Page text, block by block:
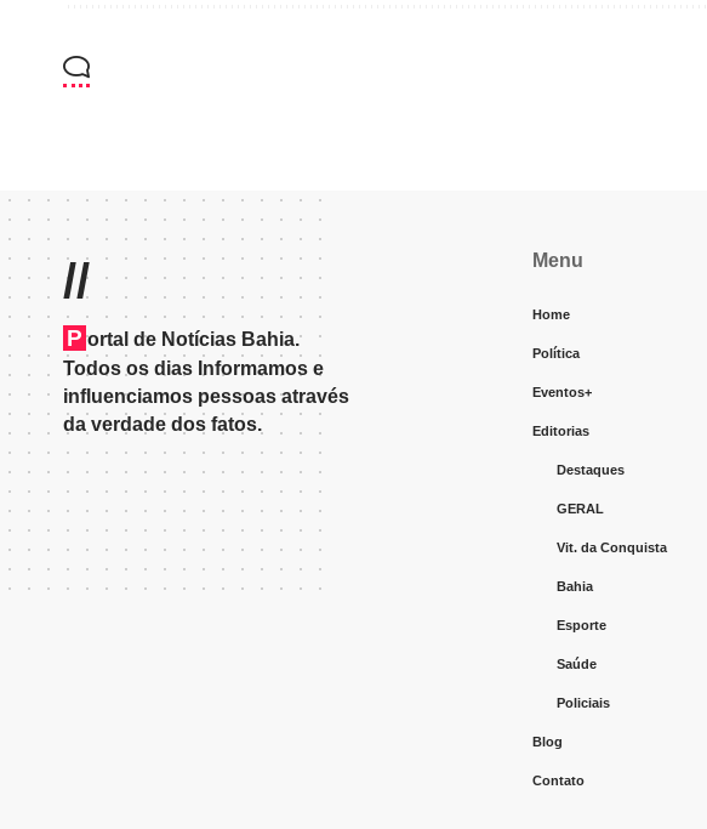
//
P ortal de Notícias Bahia.
Todos os dias Informamos e
influenciamos pessoas através
da verdade dos fatos.
Menu
Home
Política
Eventos+
Editorias
Destaques
GERAL
Vit. da Conquista
Bahia
Esporte
Saúde
Policiais
Blog
Contato